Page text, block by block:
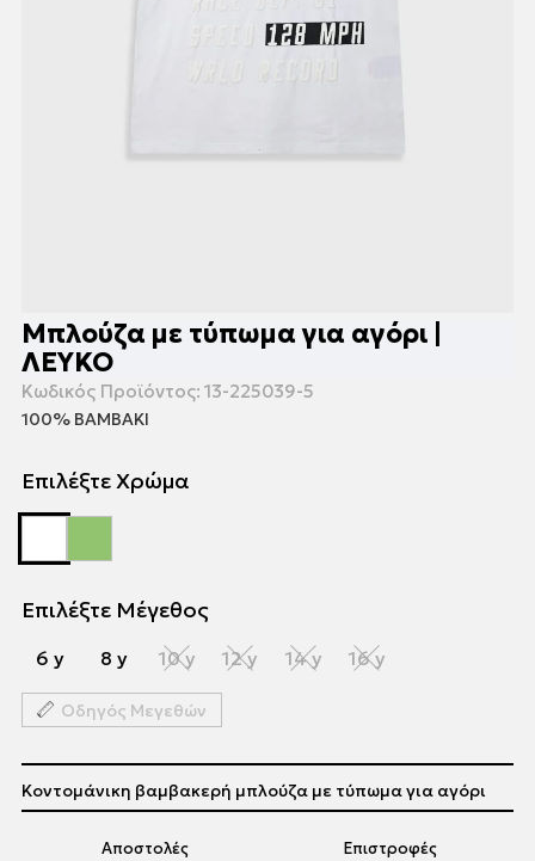
Μπλούζα με τύπωμα για αγόρι |
ΛΕΥΚΟ
Κωδικός Προϊόντος: 13-225039-5
100% ΒΑΜΒΑΚΙ
Επιλέξτε Χρώμα
Επιλέξτε Μέγεθος
6 y 8 y 10 y 12 y 14 y 16 y
Οδηγός Μεγεθών
Αποστολές Επιστροφές
Κοντομάνικη βαμβακερή μπλούζα με τύπωμα για αγόρι